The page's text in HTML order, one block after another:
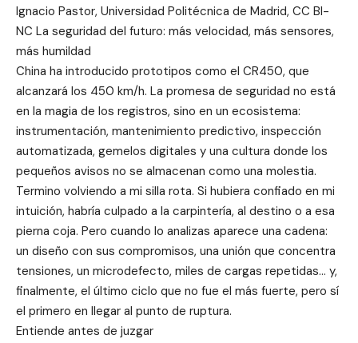
Ignacio Pastor, Universidad Politécnica de Madrid, CC BI-
NC La seguridad del futuro: más velocidad, más sensores,
más humildad
China ha introducido prototipos como el CR450, que
alcanzará los 450 km/h. La promesa de seguridad no está
en la magia de los registros, sino en un ecosistema:
instrumentación, mantenimiento predictivo, inspección
automatizada, gemelos digitales y una cultura donde los
pequeños avisos no se almacenan como una molestia.
Termino volviendo a mi silla rota. Si hubiera confiado en mi
intuición, habría culpado a la carpintería, al destino o a esa
pierna coja. Pero cuando lo analizas aparece una cadena:
un diseño con sus compromisos, una unión que concentra
tensiones, un microdefecto, miles de cargas repetidas… y,
finalmente, el último ciclo que no fue el más fuerte, pero sí
el primero en llegar al punto de ruptura.
Entiende antes de juzgar